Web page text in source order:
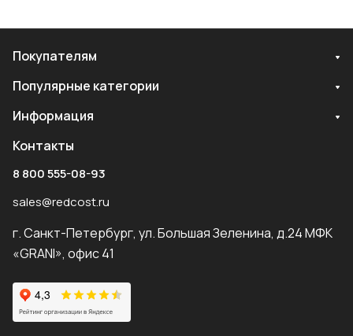
Покупателям
Популярные категории
Информация
Контакты
8 800 555-08-93
sales@redcost.ru
г. Санкт-Петербург, ул. Большая Зеленина, д.24 МФК
«GRANI», офис 41